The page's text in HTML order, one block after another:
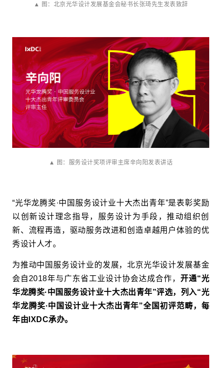
▲ 图：北京光华设计发展基金会秘书长张琦先生发表致辞
▲ 图：服务设计奖项评审主席辛向阳发表讲话
“光华龙腾奖·中国服务设计业十大杰出青年”是表彰奖励
以创新设计理念指导，服务设计为手段，推动组织创
新、流程再造，驱动服务改进和创造卓越用户体验的优
秀设计人才。
为推动中国服务设计业的发展，北京光华设计发展基金
会自2018年与广东省工业设计协会达成合作， 开通“光
华龙腾奖·中国服务设计业十大杰出青年”评选，列入“光
华龙腾奖·中国设计业十大杰出青年”全国初评范畴，每
年由IXDC承办。